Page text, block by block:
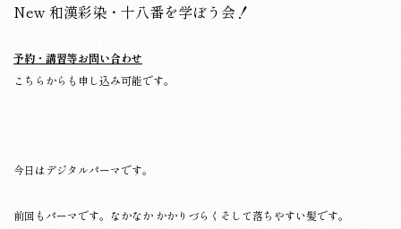
New 和漢彩染・十八番を学ぼう会！
予約・講習等お問い合わせ
こちらからも申し込み可能です。
今日はデジタルパーマです。
前回もパーマです。なかなか かかりづらくそして落ちやすい髪です。